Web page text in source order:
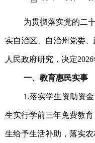
为贯彻落实党的二
实自治区、自治州党委
人民政府研究，决定
一、教育惠民实事
1.落实学生资助资
生实行学前三年免费教
生给予生活补助，落实